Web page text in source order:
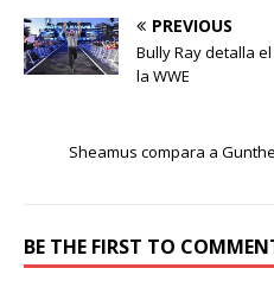
PREVIOUS
Bully Ray detalla
la WWE
Sheamus compara a
BE THE FIRST TO